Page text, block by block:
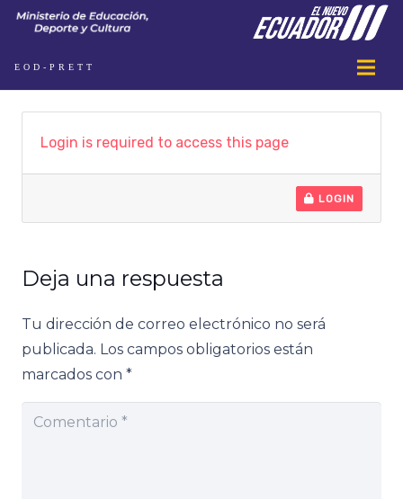
EOD-PRETT
Login is required to access this page
LOGIN
Deja una respuesta
Tu dirección de correo electrónico no será
publicada. Los campos obligatorios están
marcados con *